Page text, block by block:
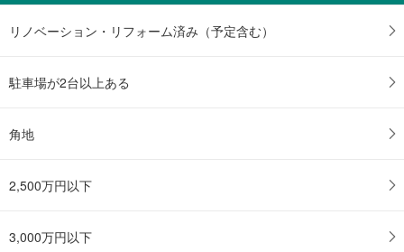
リノベーション・リフォーム済み（予定含む）
駐車場が2台以上ある
角地
2,500万円以下
3,000万円以下